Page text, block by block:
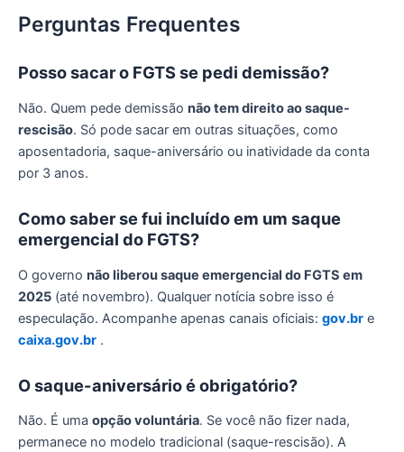
Perguntas Frequentes
Posso sacar o FGTS se pedi demissão?
Não. Quem pede demissão não tem direito ao saque-
rescisão. Só pode sacar em outras situações, como
aposentadoria, saque-aniversário ou inatividade da conta
por 3 anos.
Como saber se fui incluído em um saque
emergencial do FGTS?
O governo não liberou saque emergencial do FGTS em
2025 (até novembro). Qualquer notícia sobre isso é
especulação. Acompanhe apenas canais oficiais: gov.br e
caixa.gov.br .
O saque-aniversário é obrigatório?
Não. É uma opção voluntária. Se você não fizer nada,
permanece no modelo tradicional (saque-rescisão). A